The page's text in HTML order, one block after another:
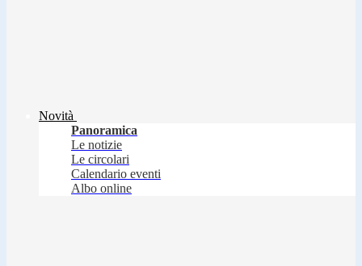
Novità
Panoramica
Le notizie
Le circolari
Calendario eventi
Albo online